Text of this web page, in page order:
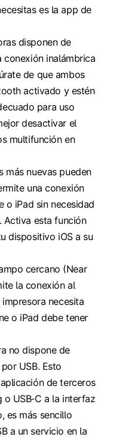
es la app de
disponen de
conexión inalámbrica
de que ambos
activado y estén
para uso
desactivar el
multifunción en
más nuevas pueden
una conexión
o iPad sin necesidad
Activa esta función
dispositivo iOS a su
cercano (Near
la conexión al
necesita
o iPad debe tener
no dispone de
USB. Esto
de terceros
USB‑C a la interfaz
es más sencillo
a un servicio en la